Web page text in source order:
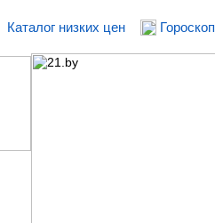
Каталог низких цен